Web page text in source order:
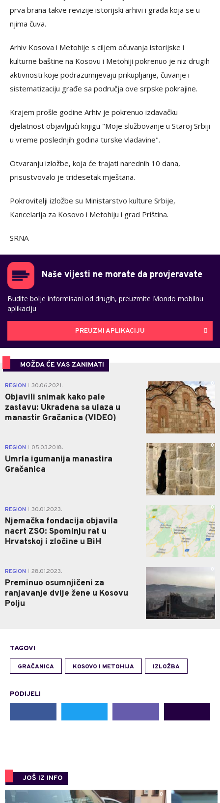
prva brana takve revizije istorijski arhivi i građa koja se u
njima čuva.
Arhiv Kosova i Metohije s ciljem očuvanja istorijske i
kulturne baštine na Kosovu i Metohiji pokrenuo je niz drugih
aktivnosti koje podrazumijevaju prikupljanje, čuvanje i
sistematizaciju građe sa područja ove srpske pokrajine.
Krajem prošle godine Arhiv je pokrenuo izdavačku
djelatnost objavljjući knjigu "Moje službovanje u Staroj Srbiji
u vreme poslednjih godina turske vladavine".
Otvaranju izložbe, koja će trajati narednih 10 dana,
prisustvovalo je tridesetak mještana.
Pokrovitelji izložbe su Ministarstvo kulture Srbije,
Kancelarija za Kosovo i Metohiju i grad Priština.
SRNA
Naše vijesti ne morate da provjeravate
Budite bolje informisani od drugih, preuzmite Mondo mobilnu
aplikaciju
PREUZMI APLIKACIJU
MOŽDA ĆE VAS ZANIMATI
REGION 30.06.2021.
Objavili snimak kako pale
zastavu: Ukradena sa ulaza u
manastir Gračanica (VIDEO)
0
REGION 05.03.2018.
Umrla igumanija manastira
Gračanica
0
REGION 30.01.2023.
Njemačka fondacija objavila
nacrt ZSO: Spominju rat u
Hrvatskoj i zločine u BiH
0
REGION 28.01.2023.
Preminuo osumnjičeni za
ranjavanje dvije žene u Kosovu
Polju
0
TAGOVI
GRAČANICA KOSOVO I METOHIJA IZLOŽBA
PODIJELI
JOŠ IZ INFO
0